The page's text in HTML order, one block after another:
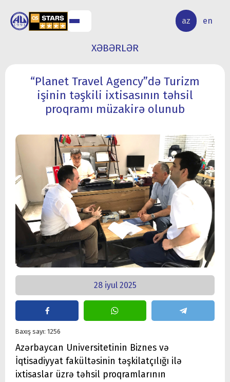
az en
ELMİ
TƏDQİQAT
XƏBƏRLƏR
“Planet Travel Agency”də Turizm
işinin təşkili ixtisasının təhsil
proqramı müzakirə olunub
28 iyul 2025
Baxış sayı: 1256
Azərbaycan Universitetinin Biznes və
İqtisadiyyat fakültəsinin təşkilatçılığı ilə
ixtisaslar üzrə təhsil proqramlarının